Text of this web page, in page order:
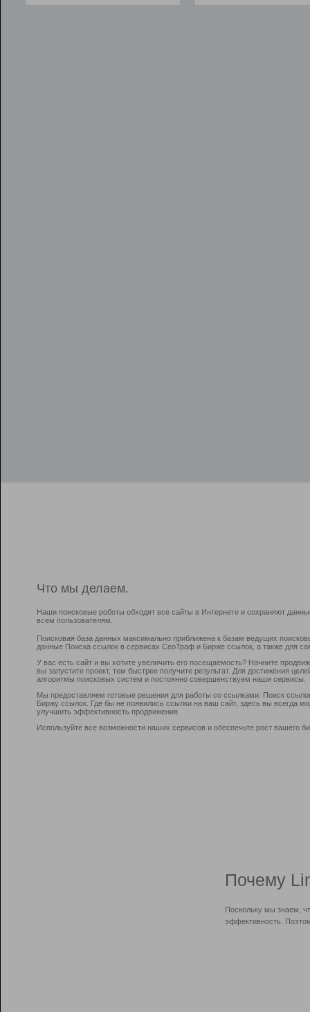
Что мы делаем.
Наши поисковые роботы обходят все сайты в Интернете и сохраняют
всем пользователям.
Поисковая база данных максимально приближена к базам ведущих
данные Поиска ссылок в сервисах СеоТраф и Бирже ссылок, а также для
У вас есть сайт и вы хотите увеличить его посещаемость? Начните
вы запустите проект, тем быстрее получите результат. Для достижения
алгоритмы поисковых систем и постоянно совершенствуем наши сервисы.
Мы предоставляем готовые решения для работы со ссылками: Поиск
Биржу ссылок. Где бы не появились ссылки на ваш сайт, здесь вы всегда
улучшить эффективность продвижения.
Используйте все возможности наших сервисов и обеспечьте рост вашего
Почему
Поскольку мы знаем,
эффективность.